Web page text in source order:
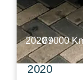
2020 /89000
Mercedes
2020